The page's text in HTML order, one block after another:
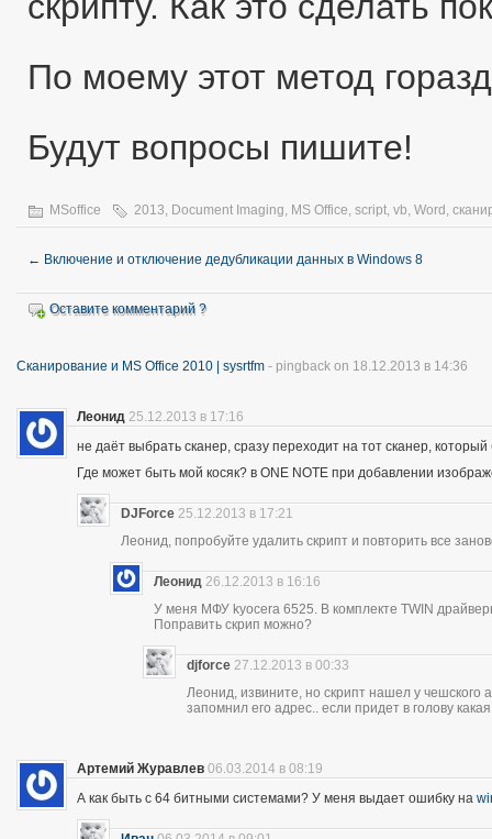
По моему этот метод
Будут вопросы пишите!
MSoffice 2013 Document Imaging MS Office script vb Word
← Включение и отключение дедубликации данных в Windows 8
Оставите комментарий ?
Сканирование и MS Office 2010 | sysrtfm - pingback on 18.12.2013 в 14:36
Леонид 25.12.2013 в 17:16
не даёт выбрать сканер, сразу переходит на тот сканер,
Где может быть мой косяк? в ONE NOTE при добавлении
DJForce 25.12.2013 в 17:21
Леонид, попробуйте удалить скрипт и повторить все
Леонид 26.12.2013 в 16:16
У меня МФУ kyocera 6525. В комплекте TWIN
Поправить скрип можно?
djforce 27.12.2013 в 00:33
Леонид, извините, но скрипт нашел у чешского
запомнил его адрес.. если придет в голову
Артемий Журавлев 06.03.2014 в 08:19
А как быть с 64 битными системами? У меня выдает ошибку на